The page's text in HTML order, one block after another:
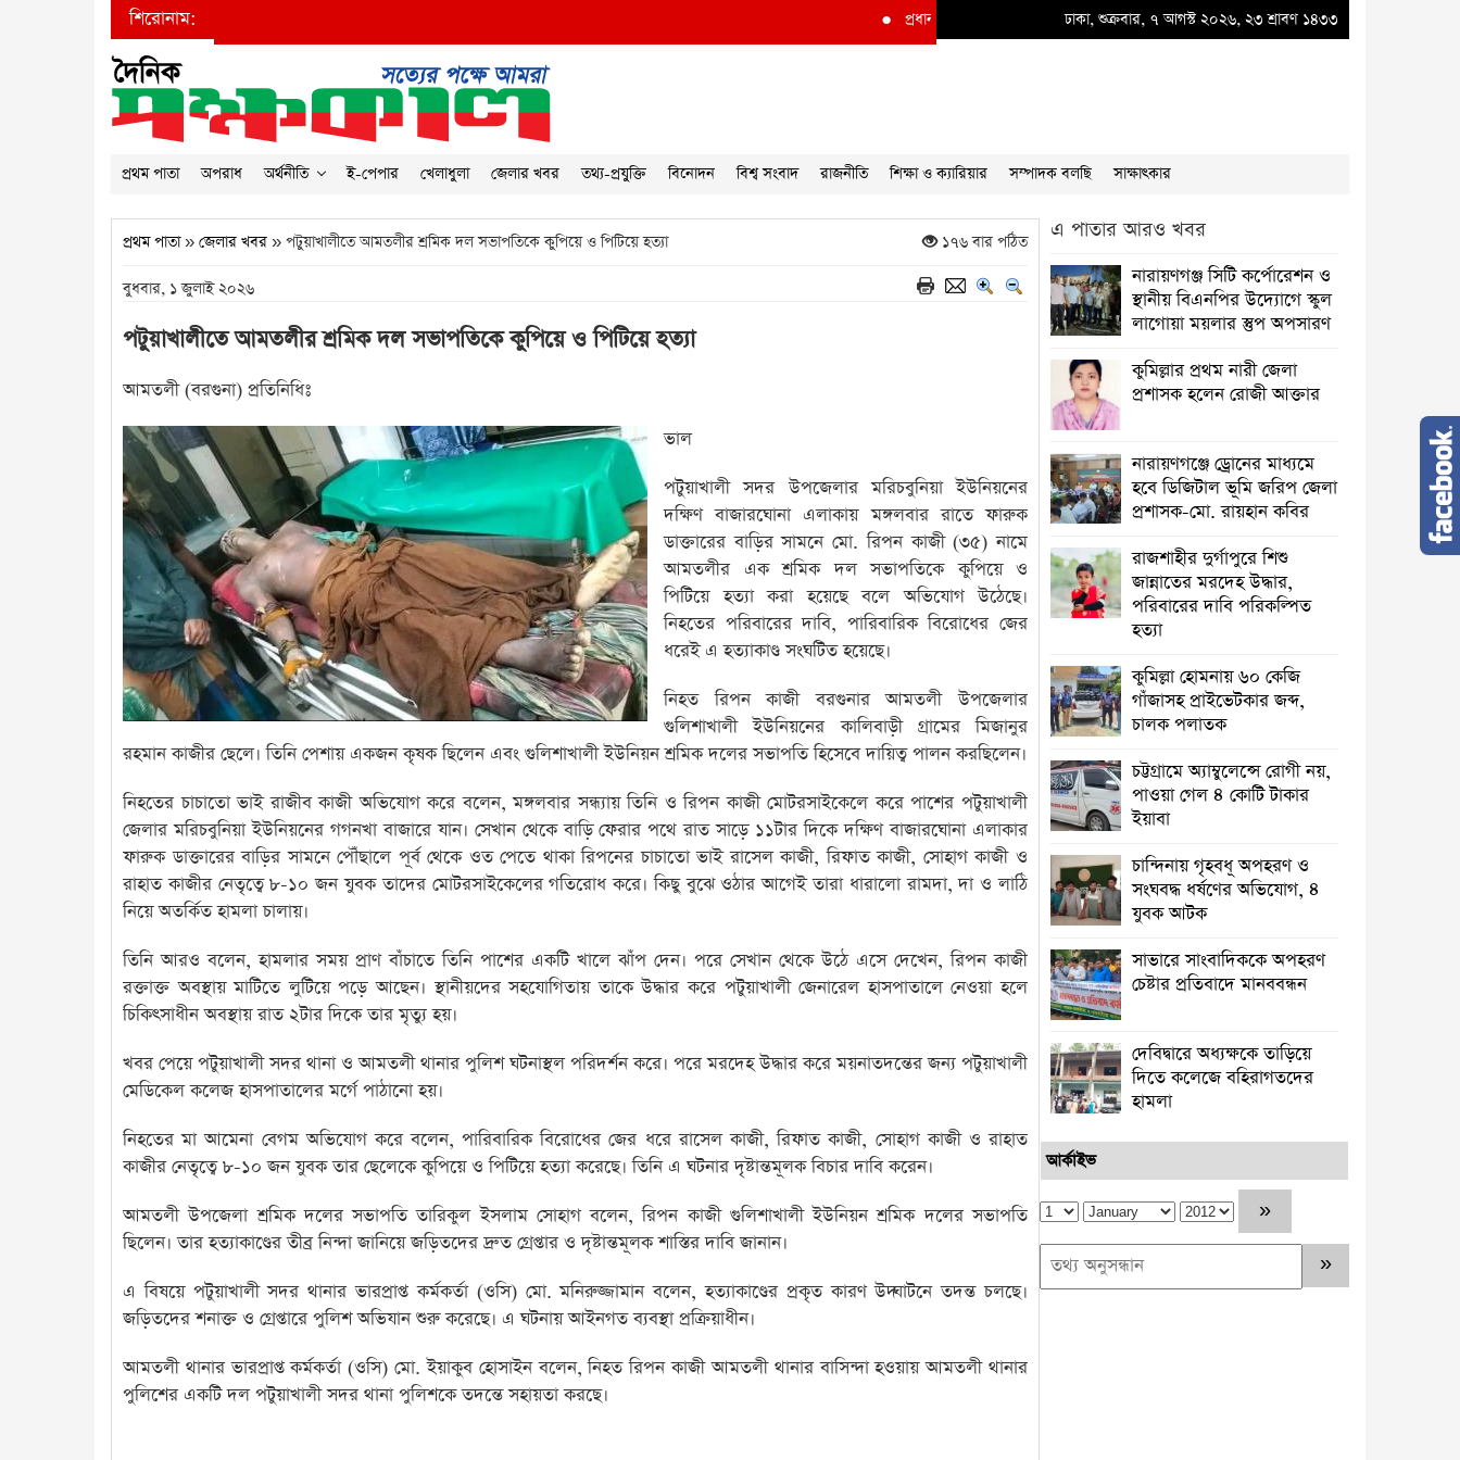
শিরোনাম: প্রধানমন্ত্রীর দৃষ্টি আকর্ষণ করে দুর্নীতির ডিজিটাল বাদশা বিআইডব্লিউটিএর অতি: প্রধান প্রকৌশলী মজনু মিয়া
ঢাকা, শুক্রবার, ৭ আগস্ট ২০২৬, ২৩ শ্রাবণ ১৪৩৩
প্রথম পাতা অপরাধ অর্থনীতি ই-পেপার খেলাধুলা জেলার খবর তথ্য-প্রযুক্তি বিনোদন বিশ্ব সংবাদ রাজনীতি শিক্ষা ও ক্যারিয়ার সম্পাদক বলছি সাক্ষাৎকার
প্রথম পাতা» জেলার খবর » পটুয়াখালীতে আমতলীর শ্রমিক দল সভাপতিকে কুপিয়ে ও পিটিয়ে হত্যা ১৭৬ বার পঠিত
বুধবার, ১ জুলাই ২০২৬
পটুয়াখালীতে আমতলীর শ্রমিক দল সভাপতিকে কুপিয়ে ও পিটিয়ে হত্যা
আমতলী (বরগুনা) প্রতিনিধিঃ
ভাল
পটুয়াখালী সদর উপজেলার মরিচবুনিয়া ইউনিয়নের
দক্ষিণ বাজারঘোনা এলাকায় মঙ্গলবার রাতে ফারুক
ডাক্তারের বাড়ির সামনে মো. রিপন কাজী (৩৫) নামে
আমতলীর এক শ্রমিক দল সভাপতিকে কুপিয়ে ও
পিটিয়ে হত্যা করা হয়েছে বলে অভিযোগ উঠেছে।
নিহতের পরিবারের দাবি, পারিবারিক বিরোধের জের
ধরেই এ হত্যাকাণ্ড সংঘটিত হয়েছে।
নিহত রিপন কাজী বরগুনার আমতলী উপজেলার
গুলিশাখালী ইউনিয়নের কালিবাড়ী গ্রামের মিজানুর
রহমান কাজীর ছেলে। তিনি পেশায় একজন কৃষক ছিলেন এবং গুলিশাখালী ইউনিয়ন শ্রমিক দলের সভাপতি হিসেবে দায়িত্ব পালন করছিলেন।
নিহতের চাচাতো ভাই রাজীব কাজী অভিযোগ করে বলেন, মঙ্গলবার সন্ধ্যায় তিনি ও রিপন কাজী মোটরসাইকেলে করে পাশের পটুয়াখালী
জেলার মরিচবুনিয়া ইউনিয়নের গগনখা বাজারে যান। সেখান থেকে বাড়ি ফেরার পথে রাত সাড়ে ১১টার দিকে দক্ষিণ বাজারঘোনা এলাকার
ফারুক ডাক্তারের বাড়ির সামনে পৌঁছালে পূর্ব থেকে ওত পেতে থাকা রিপনের চাচাতো ভাই রাসেল কাজী, রিফাত কাজী, সোহাগ কাজী ও
রাহাত কাজীর নেতৃত্বে ৮-১০ জন যুবক তাদের মোটরসাইকেলের গতিরোধ করে। কিছু বুঝে ওঠার আগেই তারা ধারালো রামদা, দা ও লাঠি
নিয়ে অতর্কিত হামলা চালায়।
তিনি আরও বলেন, হামলার সময় প্রাণ বাঁচাতে তিনি পাশের একটি খালে ঝাঁপ দেন। পরে সেখান থেকে উঠে এসে দেখেন, রিপন কাজী
রক্তাক্ত অবস্থায় মাটিতে লুটিয়ে পড়ে আছেন। স্থানীয়দের সহযোগিতায় তাকে উদ্ধার করে পটুয়াখালী জেনারেল হাসপাতালে নেওয়া হলে
চিকিৎসাধীন অবস্থায় রাত ২টার দিকে তার মৃত্যু হয়।
খবর পেয়ে পটুয়াখালী সদর থানা ও আমতলী থানার পুলিশ ঘটনাস্থল পরিদর্শন করে। পরে মরদেহ উদ্ধার করে ময়নাতদন্তের জন্য পটুয়াখালী
মেডিকেল কলেজ হাসপাতালের মর্গে পাঠানো হয়।
নিহতের মা আমেনা বেগম অভিযোগ করে বলেন, পারিবারিক বিরোধের জের ধরে রাসেল কাজী, রিফাত কাজী, সোহাগ কাজী ও রাহাত
কাজীর নেতৃত্বে ৮-১০ জন যুবক তার ছেলেকে কুপিয়ে ও পিটিয়ে হত্যা করেছে। তিনি এ ঘটনার দৃষ্টান্তমূলক বিচার দাবি করেন।
আমতলী উপজেলা শ্রমিক দলের সভাপতি তারিকুল ইসলাম সোহাগ বলেন, রিপন কাজী গুলিশাখালী ইউনিয়ন শ্রমিক দলের সভাপতি
ছিলেন। তার হত্যাকাণ্ডের তীব্র নিন্দা জানিয়ে জড়িতদের দ্রুত গ্রেপ্তার ও দৃষ্টান্তমূলক শাস্তির দাবি জানান।
এ বিষয়ে পটুয়াখালী সদর থানার ভারপ্রাপ্ত কর্মকর্তা (ওসি) মো. মনিরুজ্জামান বলেন, হত্যাকাণ্ডের প্রকৃত কারণ উদ্ঘাটনে তদন্ত চলছে।
জড়িতদের শনাক্ত ও গ্রেপ্তারে পুলিশ অভিযান শুরু করেছে। এ ঘটনায় আইনগত ব্যবস্থা প্রক্রিয়াধীন।
আমতলী থানার ভারপ্রাপ্ত কর্মকর্তা (ওসি) মো. ইয়াকুব হোসাইন বলেন, নিহত রিপন কাজী আমতলী থানার বাসিন্দা হওয়ায় আমতলী থানার
পুলিশের একটি দল পটুয়াখালী সদর থানা পুলিশকে তদন্তে সহায়তা করছে।
এ পাতার আরও খবর
নারায়ণগঞ্জ সিটি কর্পোরেশন ও
স্থানীয় বিএনপির উদ্যোগে স্কুল
লাগোয়া ময়লার স্তুপ অপসারণ
কুমিল্লার প্রথম নারী জেলা
প্রশাসক হলেন রোজী আক্তার
নারায়ণগঞ্জে ড্রোনের মাধ্যমে
হবে ডিজিটাল ভূমি জরিপ জেলা
প্রশাসক-মো. রায়হান কবির
রাজশাহীর দুর্গাপুরে শিশু
জান্নাতের মরদেহ উদ্ধার,
পরিবারের দাবি পরিকল্পিত
হত্যা
কুমিল্লা হোমনায় ৬০ কেজি
গাঁজাসহ প্রাইভেটকার জব্দ,
চালক পলাতক
চট্টগ্রামে অ্যাম্বুলেন্সে রোগী নয়,
পাওয়া গেল ৪ কোটি টাকার
ইয়াবা
চান্দিনায় গৃহবধূ অপহরণ ও
সংঘবদ্ধ ধর্ষণের অভিযোগ, ৪
যুবক আটক
সাভারে সাংবাদিককে অপহরণ
চেষ্টার প্রতিবাদে মানববন্ধন
দেবিদ্বারে অধ্যক্ষকে তাড়িয়ে
দিতে কলেজে বহিরাগতদের
হামলা
আর্কাইভ